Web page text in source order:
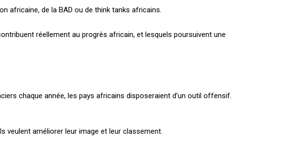
22 / anplaceholder text
africaine, de la BAD ou de think tanks africains.
réellement au progrès africain, et lesquels poursuivent une
chaque année, les pays africains disposeraient d’un outil offensif.
veulent améliorer leur image et leur classement.